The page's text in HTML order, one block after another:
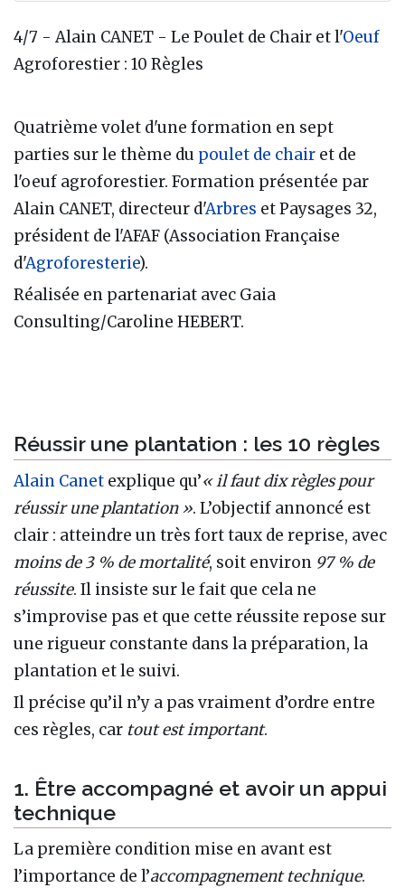
4/7 - Alain CANET - Le Poulet de Chair et l'Oeuf
Agroforestier : 10 Règles
Quatrième volet d'une formation en sept
parties sur le thème du poulet de chair et de
l'oeuf agroforestier. Formation présentée par
Alain CANET, directeur d'Arbres et Paysages 32,
président de l'AFAF (Association Française
d'Agroforesterie).
Réalisée en partenariat avec Gaia
Consulting/Caroline HEBERT.
Réussir une plantation : les 10 règles
Alain Canet explique qu’« il faut dix règles pour
réussir une plantation ». L’objectif annoncé est
clair : atteindre un très fort taux de reprise, avec
moins de 3 % de mortalité, soit environ 97 % de
réussite. Il insiste sur le fait que cela ne
s’improvise pas et que cette réussite repose sur
une rigueur constante dans la préparation, la
plantation et le suivi.
Il précise qu’il n’y a pas vraiment d’ordre entre
ces règles, car tout est important.
1. Être accompagné et avoir un appui
technique
La première condition mise en avant est
l’importance de l’accompagnement technique.